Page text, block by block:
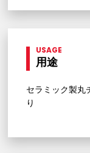
USAGE
用途
セラミック製丸
り